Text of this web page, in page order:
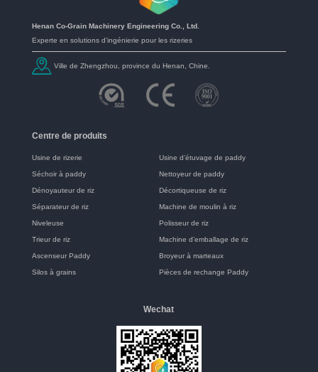
Henan Co-Grain Machinery Engineering Co., Ltd.
Experte en solutions d’ingénierie pour les rizeries
Ville de Zhengzhou, province du Henan, Chine.
Centre de produits
Usine de rizerie Usine d’étuvage de paddy
Séchoir à paddy Nettoyeur de paddy
Dénoyauteur de riz Décortiqueuse de riz
Séparateur de riz Machine de moulin à riz
Niveleuse Polisseur de riz
Trieur de riz Machine d’emballage de riz
Ascenseur Paddy Broyeur à marteaux
Silos à grains Pièces de rechange Paddy
Wechat